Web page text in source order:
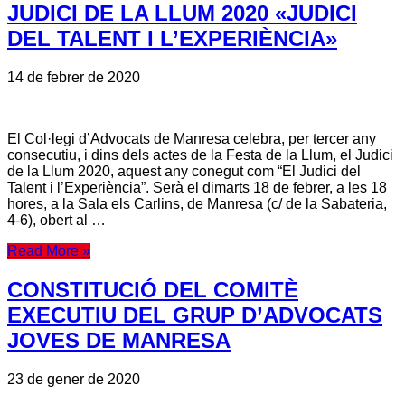
JUDICI DE LA LLUM 2020 «JUDICI
DEL TALENT I L’EXPERIÈNCIA»
14 de febrer de 2020
El Col·legi d’Advocats de Manresa celebra, per tercer any
consecutiu, i dins dels actes de la Festa de la Llum, el Judici
de la Llum 2020, aquest any conegut com “El Judici del
Talent i l’Experiència”. Serà el dimarts 18 de febrer, a les 18
hores, a la Sala els Carlins, de Manresa (c/ de la Sabateria,
4-6), obert al …
Read More »
CONSTITUCIÓ DEL COMITÈ
EXECUTIU DEL GRUP D’ADVOCATS
JOVES DE MANRESA
23 de gener de 2020